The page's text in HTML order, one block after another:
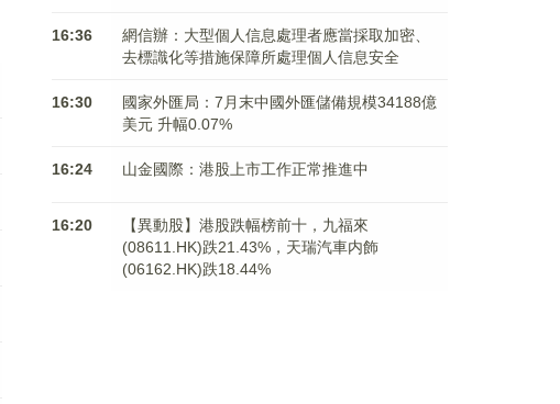
16:36
網信辦：大型個人信息處理者應當採取加密、
去標識化等措施保障所處理個人信息安全
16:30
國家外匯局：7月末中國外匯儲備規模34188億
美元 升幅0.07%
16:24 山金國際：港股上市工作正常推進中
16:20
【異動股】港股跌幅榜前十，九福來
(08611.HK)跌21.43%，天瑞汽車内飾
(06162.HK)跌18.44%